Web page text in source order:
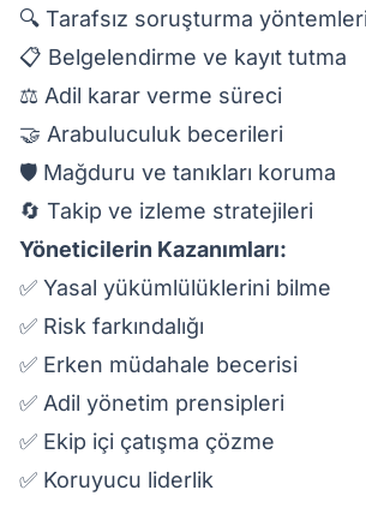
🔍 Tarafsız soruşturma
📋 Belgelendirme ve kayıt tutma
⚖️ Adil karar verme süreci
🤝 Arabuluculuk becerileri
🛡️ Mağduru ve tanıkları koruma
🔄 Takip ve izleme stratejileri
Yöneticilerin Kazanımları:
✅ Yasal yükümlülüklerini bilme
✅ Risk farkındalığı
✅ Erken müdahale becerisi
✅ Adil yönetim prensipleri
✅ Ekip içi çatışma çözme
✅ Koruyucu liderlik